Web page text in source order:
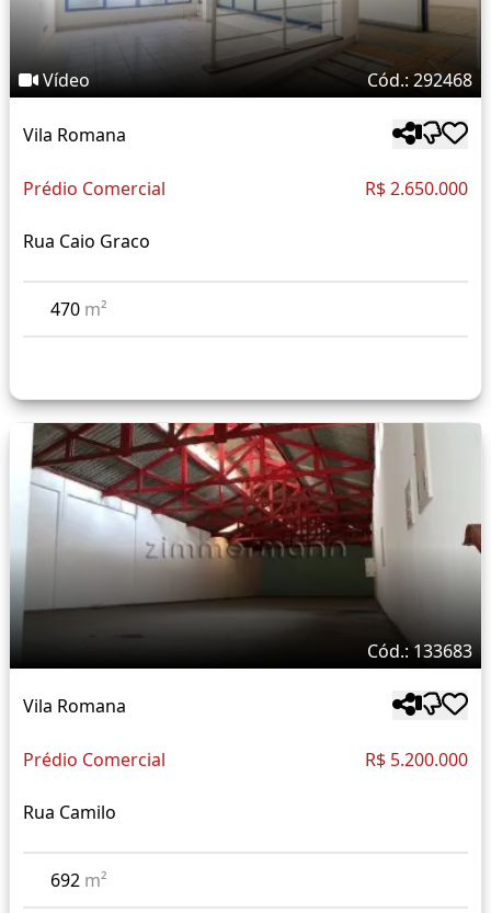
Vídeo Cód.: 292468
Vila Romana
Prédio Comercial R$ 2.650.000
Rua Caio Graco
470 m²
Cód.: 133683
Vila Romana
Prédio Comercial R$ 5.200.000
Rua Camilo
692 m²